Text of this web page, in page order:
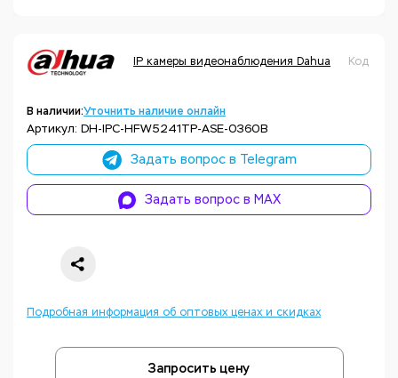
IP камеры видеонаблюдения Dahua Код
В наличии:Уточнить наличие онлайн
Артикул: DH-IPC-HFW5241TP-ASE-0360B
Задать вопрос в Telegram
Задать вопрос в MAX
Подробная информация об оптовых ценах и скидках
Запросить цену